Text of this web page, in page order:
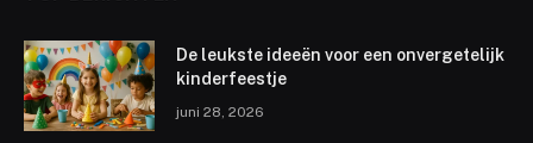
De leukste ideeën voor een onvergetelijk
kinderfeestje
juni 28, 2026